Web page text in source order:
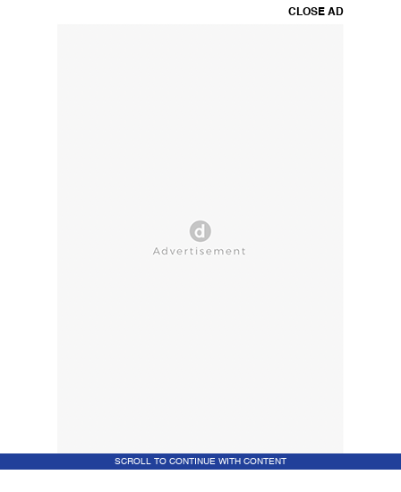
CLOSE AD
SCROLL TO CONTINUE WITH CONTENT